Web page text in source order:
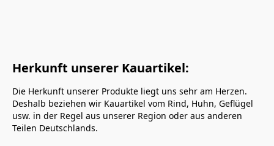
Herkunft unserer Kauartikel:
Die Herkunft unserer Produkte liegt uns sehr am Herzen.
Deshalb beziehen wir Kauartikel vom Rind, Huhn, Geflügel
usw. in der Regel aus unserer Region oder aus anderen
Teilen Deutschlands.